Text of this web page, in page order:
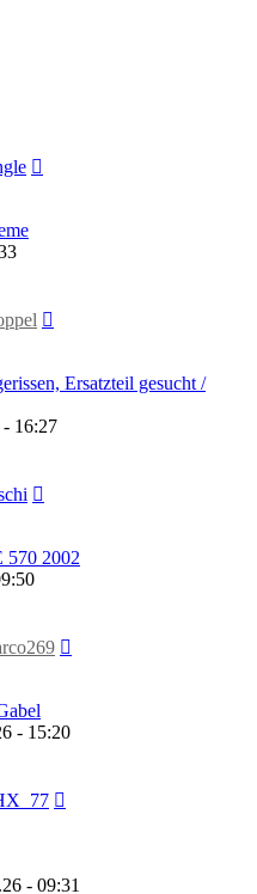
Ersatzteil gesucht /
16:27
570 2002
- 15:20
- 09:31